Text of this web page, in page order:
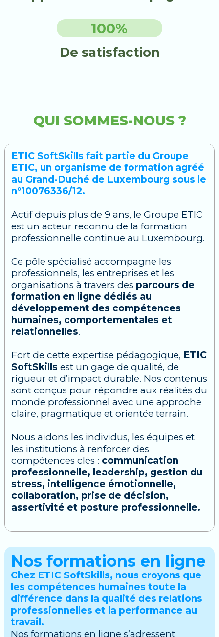
100%
De satisfaction
QUI SOMMES-NOUS ?
ETIC SoftSkills fait partie du Groupe
ETIC, un organisme de formation agréé
au Grand-Duché de Luxembourg sous le
n°10076336/12.
Actif depuis plus de 9 ans, le Groupe ETIC
est un acteur reconnu de la formation
professionnelle continue au Luxembourg.
Ce pôle spécialisé accompagne les
professionnels, les entreprises et les
organisations à travers des parcours de
formation en ligne dédiés au
développement des compétences
humaines, comportementales et
relationnelles.
Fort de cette expertise pédagogique, ETIC
SoftSkills est un gage de qualité, de
rigueur et d’impact durable. Nos contenus
sont conçus pour répondre aux réalités du
monde professionnel avec une approche
claire, pragmatique et orientée terrain.
Nous aidons les individus, les équipes et
les institutions à renforcer des
compétences clés : communication
professionnelle, leadership, gestion du
stress, intelligence émotionnelle,
collaboration, prise de décision,
assertivité et posture professionnelle.
Nos formations en ligne
Chez ETIC SoftSkills, nous croyons que
les compétences humaines toute la
différence dans la qualité des relations
professionnelles et la performance au
travail.
Nos formations en ligne s’adressent